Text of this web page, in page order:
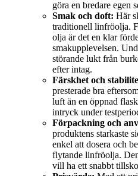
göra en bredare egen
Smak och doft: Här
traditionell linfröolja.
olja är det en klar
smakupplevelsen.
störande lukt från
efter intag.
Färskhet och
presterade bra
luft än en öppnad
intryck under
Förpackning och
produktens starkaste
enkel att dosera och
flytande linfröolja.
vill ha ett snabbt